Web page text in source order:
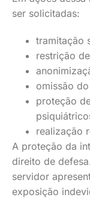
ser solicitadas:
tramitação
restrição
omissão
proteção
realização
A proteção da
direito de
servidor
exposição